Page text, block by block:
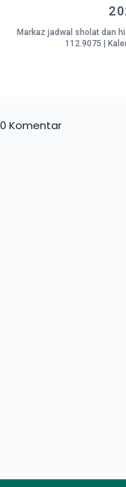
Markaz jadwal sholat dan
112.9075 |
0 Komentar